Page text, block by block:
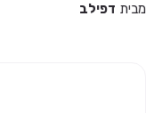
מבית דפילב